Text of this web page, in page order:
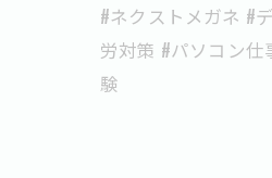
#ネクストメガネ #
労対策 #パソコン
験